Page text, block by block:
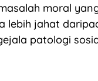
moral
lebih jahat
patologi